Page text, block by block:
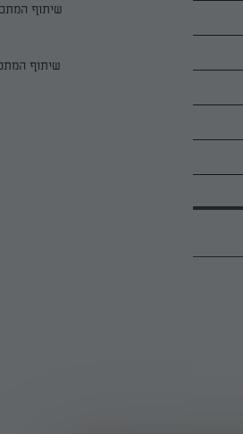
שיתוף
שיתוף